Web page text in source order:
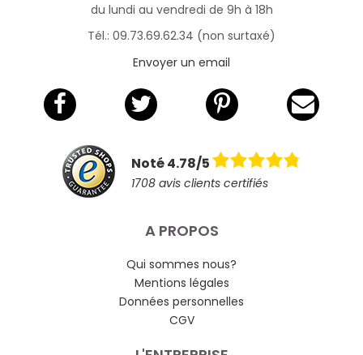
du lundi au vendredi de 9h à 18h
Tél.: 09.73.69.62.34 (non surtaxé)
Envoyer un email
Noté 4.78/5
1708 avis clients certifiés
A PROPOS
Qui sommes nous?
Mentions légales
Données personnelles
CGV